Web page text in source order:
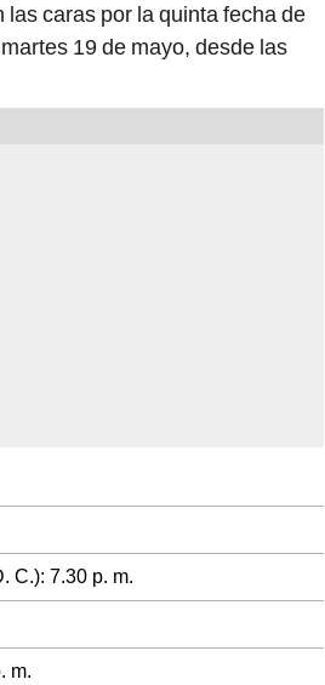
caras por la quinta fecha de
19 de mayo, desde las
C.): 7.30 p. m.
m.